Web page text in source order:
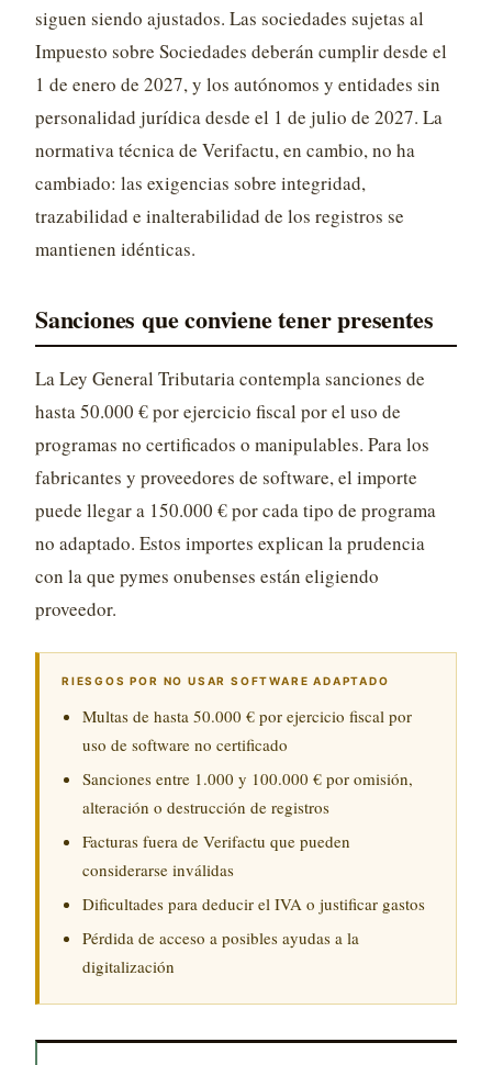
siguen siendo ajustados. Las sociedades sujetas al
Impuesto sobre Sociedades deberán cumplir desde el
1 de enero de 2027, y los autónomos y entidades sin
personalidad jurídica desde el 1 de julio de 2027. La
normativa técnica de Verifactu, en cambio, no ha
cambiado: las exigencias sobre integridad,
trazabilidad e inalterabilidad de los registros se
mantienen idénticas.
Sanciones que conviene tener presentes
La Ley General Tributaria contempla sanciones de
hasta 50.000 € por ejercicio fiscal por el uso de
programas no certificados o manipulables. Para los
fabricantes y proveedores de software, el importe
puede llegar a 150.000 € por cada tipo de programa
no adaptado. Estos importes explican la prudencia
con la que pymes onubenses están eligiendo
proveedor.
RIESGOS POR NO USAR SOFTWARE ADAPTADO
Multas de hasta 50.000 € por ejercicio fiscal por
uso de software no certificado
Sanciones entre 1.000 y 100.000 € por omisión,
alteración o destrucción de registros
Facturas fuera de Verifactu que pueden
considerarse inválidas
Dificultades para deducir el IVA o justificar gastos
Pérdida de acceso a posibles ayudas a la
digitalización